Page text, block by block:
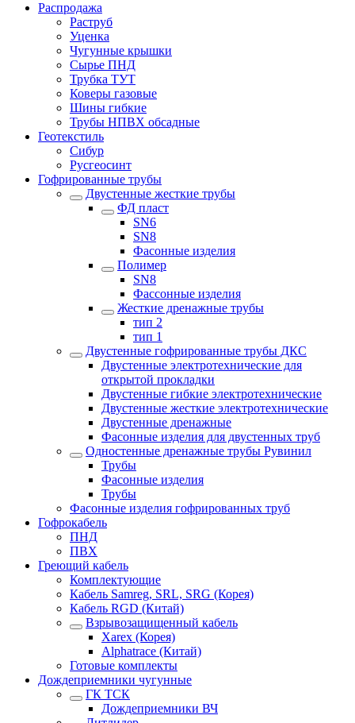
Распродажа
Раструб
Уценка
Чугунные крышки
Сырье ПНД
Трубка ТУТ
Коверы газовые
Шины гибкие
Трубы НПВХ обсадные
Геотекстиль
Сибур
Русгеосинт
Гофрированные трубы
Двустенные жесткие трубы
ФД пласт
SN6
SN8
Фасонные изделия
Полимер
SN8
Фассонные изделия
Жесткие дренажные трубы
тип 2
тип 1
Двустенные гофрированные трубы ДКС
Двустенные электротехнические для
открытой прокладки
Двустенные гибкие электротехнические
Двустенные жесткие электротехнические
Двустенные дренажные
Фасонные изделия для двустенных труб
Одностенные дренажные трубы Рувинил
Трубы
Фасонные изделия
Трубы
Фасонные изделия гофрированных труб
Гофрокабель
ПНД
ПВХ
Греющий кабель
Комплектующие
Кабель Samreg, SRL, SRG (Корея)
Кабель RGD (Китай)
Взрывозащищенный кабель
Xarex (Корея)
Alphatrace (Китай)
Готовые комплекты
Дождеприемники чугунные
ГК ТСК
Дождеприемники ВЧ